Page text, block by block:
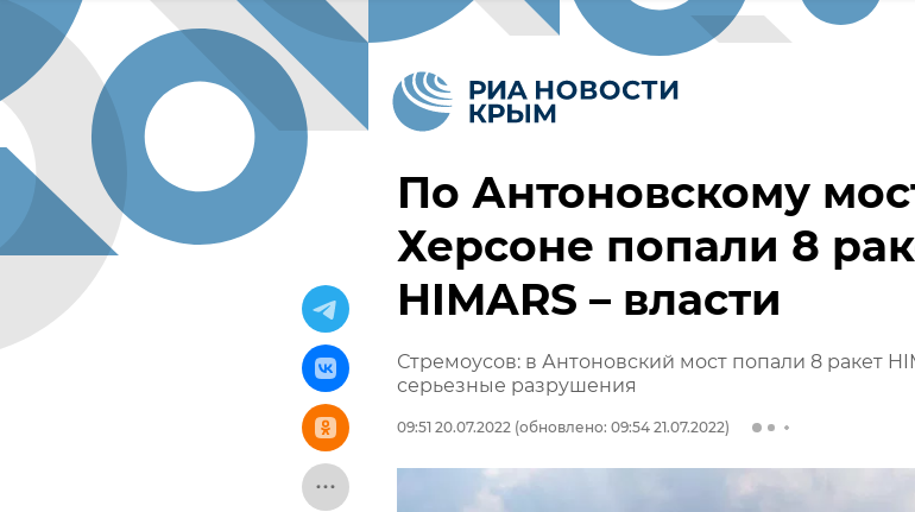
По Антоновскому
Херсоне попали 8
HIMARS – власти
Стремоусов: в Антоновский мост попали 8 ракет
серьезные разрушения
09:51 20.07.2022 (обновлено: 09:54 21.07.2022)